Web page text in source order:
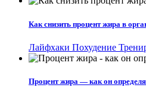
Как снизить процент жира в
Лайфхаки Похудение
Процент жира — как он